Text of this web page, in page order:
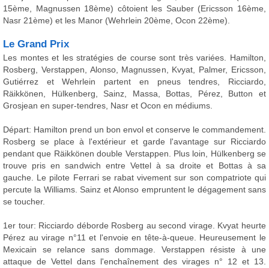
15ème, Magnussen 18ème) côtoient les Sauber (Ericsson 16ème,
Nasr 21ème) et les Manor (Wehrlein 20ème, Ocon 22ème).
Le Grand Prix
Les montes et les stratégies de course sont très variées. Hamilton,
Rosberg, Verstappen, Alonso, Magnussen, Kvyat, Palmer, Ericsson,
Gutiérrez et Wehrlein partent en pneus tendres, Ricciardo,
Räikkönen, Hülkenberg, Sainz, Massa, Bottas, Pérez, Button et
Grosjean en super-tendres, Nasr et Ocon en médiums.
Départ: Hamilton prend un bon envol et conserve le commandement.
Rosberg se place à l'extérieur et garde l'avantage sur Ricciardo
pendant que Räikkönen double Verstappen. Plus loin, Hülkenberg se
trouve pris en sandwich entre Vettel à sa droite et Bottas à sa
gauche. Le pilote Ferrari se rabat vivement sur son compatriote qui
percute la Williams. Sainz et Alonso empruntent le dégagement sans
se toucher.
1er tour: Ricciardo déborde Rosberg au second virage. Kvyat heurte
Pérez au virage n°11 et l'envoie en tête-à-queue. Heureusement le
Mexicain se relance sans dommage. Verstappen résiste à une
attaque de Vettel dans l'enchaînement des virages n° 12 et 13.